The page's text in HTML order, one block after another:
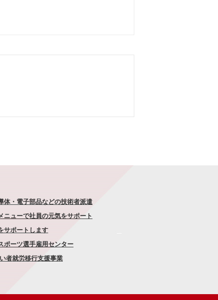
体・電子部品などの技術者派遣
ニューで社員の元気をサポート
サポートします
ポーツ選手雇用センター
者就労移行支援事業